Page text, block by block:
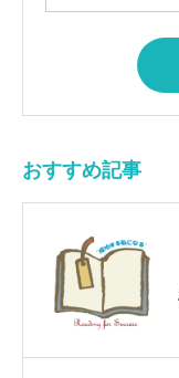
おすすめ記事